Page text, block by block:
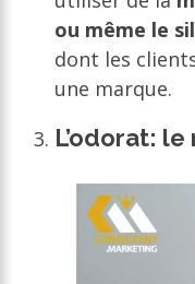
ou même le
dont les
une marque.
L’odorat: